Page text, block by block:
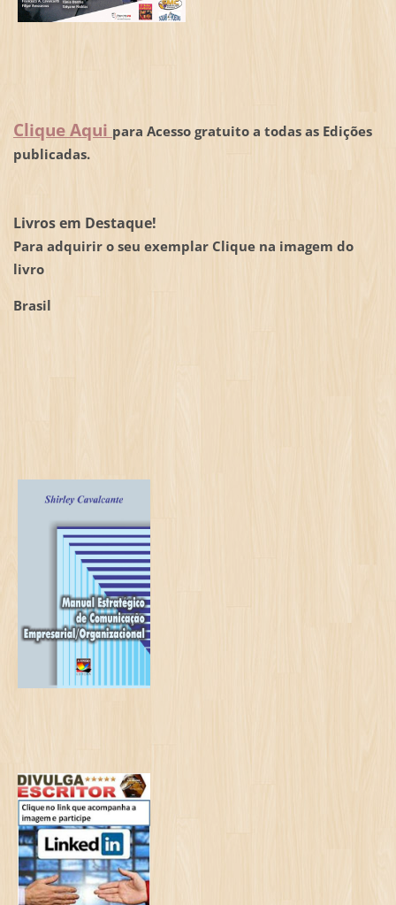
Clique Aqui para Acesso gratuito a todas as Edições
publicadas.
Livros em Destaque!
Para adquirir o seu exemplar Clique na imagem do
livro
Brasil